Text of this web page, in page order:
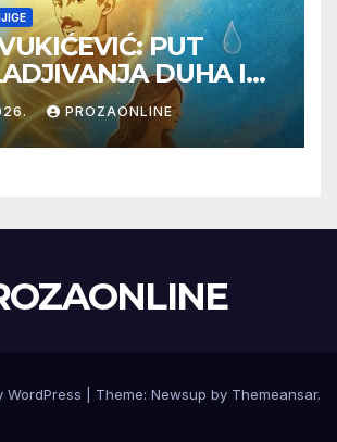
PUT
DUHA I
TESLOM
PROZAONLINE
WordPress Theme: Newsup by Themeansar.